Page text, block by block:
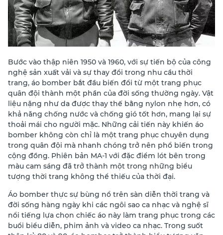
Bước vào thập niên 1950 và 1960, với sự tiến bộ của công
nghệ sản xuất vải và sự thay đổi trong nhu cầu thời
trang, áo bomber bắt đầu biến đổi từ một trang phục
quân đội thành một phần của đời sống thường ngày. Vật
liệu nặng như da được thay thế bằng nylon nhẹ hơn, có
khả năng chống nước và chống gió tốt hơn, mang lại sự
thoải mái cho người mặc. Những cải tiến này khiến áo
bomber không còn chỉ là một trang phục chuyên dụng
trong quân đội mà nhanh chóng trở nên phổ biến trong
cộng đồng. Phiên bản MA-1 với đặc điểm lót bên trong
màu cam sáng đã trở thành một trong những biểu
tượng thời trang không thể thiếu của thời đại.
Áo bomber thực sự bùng nổ trên sàn diễn thời trang và
đời sống hàng ngày khi các ngôi sao ca nhạc và nghệ sĩ
nổi tiếng lựa chọn chiếc áo này làm trang phục trong các
buổi biểu diễn, phim ảnh và video ca nhạc. Trong suốt